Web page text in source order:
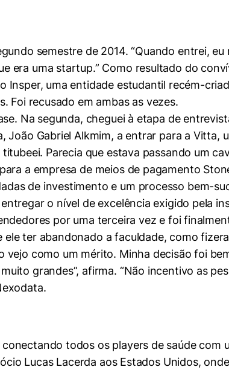
semestre de 2014. “Quando entrei,
era uma startup.” Como resultado do
Insper, uma entidade estudantil recém-
Foi recusado em ambas as vezes.
Na segunda, cheguei à etapa de
Gabriel Alkmim, a entrar para a Vitta,
Parecia que estava passando um
a empresa de meios de pagamento
de investimento e um processo bem-
o nível de excelência exigido pela
por uma terceira vez e foi
ter abandonado a faculdade, como
vejo como um mérito. Minha decisão foi
grandes”, afirma. “Não incentivo as
todos os players de saúde com
Lucas Lacerda aos Estados Unidos,